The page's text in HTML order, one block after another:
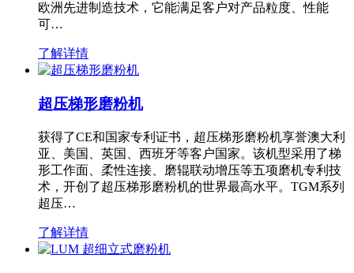
欧洲先进制造技术，它能满足客户对产品粒度、性能
可…
了解详情
超压梯形磨粉机
获得了CE和国家专利证书，超压梯形磨粉机享誉澳大利
亚、美国、英国、西班牙等客户国家。该机型采用了梯
形工作面、柔性连接、磨辊联动增压等五项磨机专利技
术，开创了超压梯形磨粉机的世界最高水平。TGM系列
超压…
了解详情